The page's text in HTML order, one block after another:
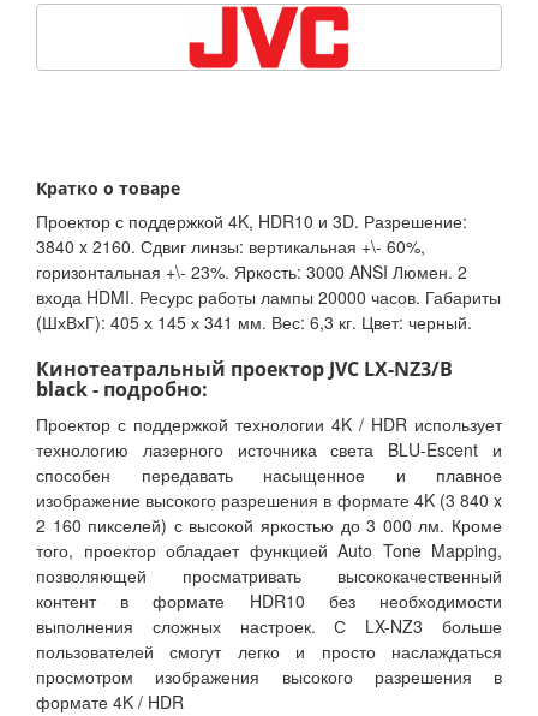
Кратко о товаре
Проектор с поддержкой 4K, HDR10 и 3D. Разрешение:
3840 x 2160. Сдвиг линзы: вертикальная +\- 60%,
горизонтальная +\- 23%. Яркость: 3000 ANSI Люмен. 2
входа HDMI. Ресурс работы лампы 20000 часов. Габариты
(ШхВхГ): 405 х 145 х 341 мм. Вес: 6,3 кг. Цвет: черный.
Кинотеатральный проектор JVC LX-NZ3/B
black - подробно:
Проектор с поддержкой технологии 4K / HDR использует
технологию лазерного источника света BLU-Escent и
способен передавать насыщенное и плавное
изображение высокого разрешения в формате 4K (3 840 x
2 160 пикселей) с высокой яркостью до 3 000 лм. Кроме
того, проектор обладает функцией Auto Tone Mapping,
позволяющей просматривать высококачественный
контент в формате HDR10 без необходимости
выполнения сложных настроек. С LX-NZ3 больше
пользователей смогут легко и просто наслаждаться
просмотром изображения высокого разрешения в
формате 4K / HDR